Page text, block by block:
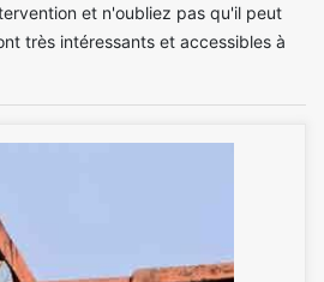
et n'oubliez pas qu'il peut
très intéressants et accessibles à